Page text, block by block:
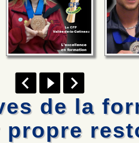
de la
propre